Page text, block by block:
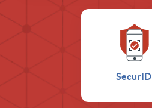
SecurID